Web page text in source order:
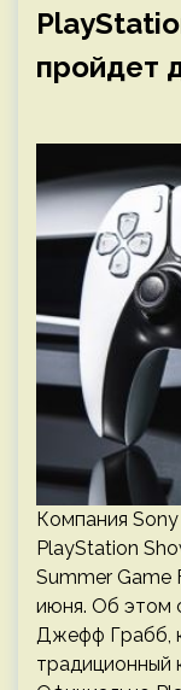
пройдет
Компания
PlayStation
Summer Game
июня. Об этом
Джефф Грабб,
традиционный